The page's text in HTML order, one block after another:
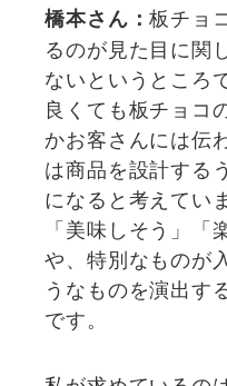
橋本さん：板チョ
るのが見た目に関
ないというところ
良くても板チョコ
かお客さんには伝
は商品を設計する
になると考えてい
「美味しそう」「
や、特別なものが
うなものを演出す
です。